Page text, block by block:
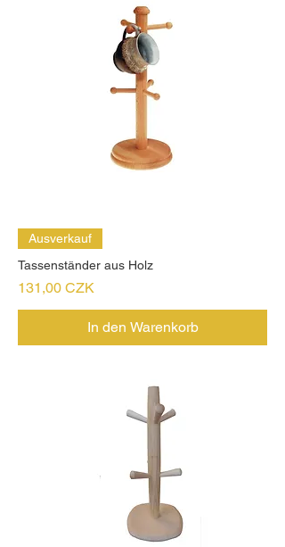
Ausverkauf
Tassenständer aus Holz
Preis
131,00 CZK
In den Warenkorb